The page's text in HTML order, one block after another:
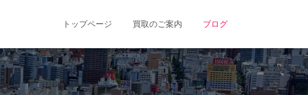
トップページ 買取のご案内 ブログ